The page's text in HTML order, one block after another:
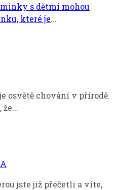
s dětmi mohou
které je...
osvětě chování v přírodě.
jste již přečetli a víte,